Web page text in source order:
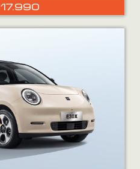
17.990